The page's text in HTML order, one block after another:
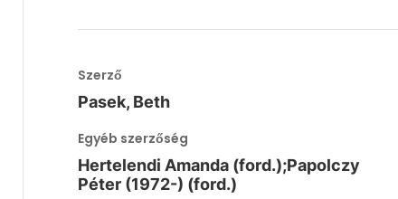
Szerző
Pasek, Beth
Egyéb szerzőség
Hertelendi Amanda (ford.);Papolczy
Péter (1972-) (ford.)